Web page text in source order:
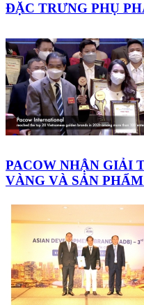
ĐẶC TRƯNG PHỤ
PACOW NHẬN GIẢI
VÀNG VÀ SẢN PHẨM